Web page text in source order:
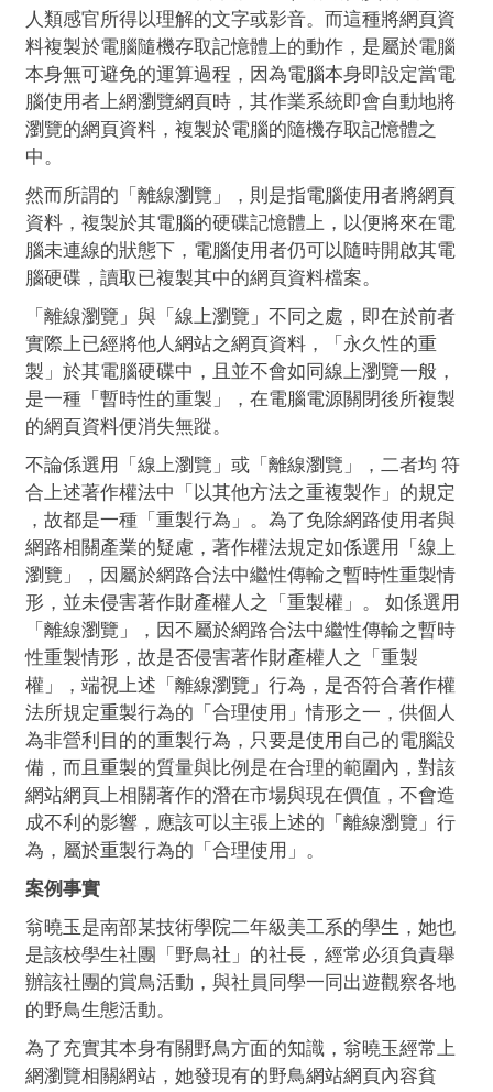
人類感官所得以理解的文字或影音。而這種將網頁資
料複製於電腦隨機存取記憶體上的動作，是屬於電腦
本身無可避免的運算過程，因為電腦本身即設定當電
腦使用者上網瀏覽網頁時，其作業系統即會自動地將
瀏覽的網頁資料，複製於電腦的隨機存取記憶體之
中。
然而所謂的「離線瀏覽」，則是指電腦使用者將網頁
資料，複製於其電腦的硬碟記憶體上，以便將來在電
腦未連線的狀態下，電腦使用者仍可以隨時開啟其電
腦硬碟，讀取已複製其中的網頁資料檔案。
「離線瀏覽」與「線上瀏覽」不同之處，即在於前者
實際上已經將他人網站之網頁資料，「永久性的重
製」於其電腦硬碟中，且並不會如同線上瀏覽一般，
是一種「暫時性的重製」，在電腦電源關閉後所複製
的網頁資料便消失無蹤。
不論係選用「線上瀏覽」或「離線瀏覽」，二者均 符
合上述著作權法中「以其他方法之重複製作」的規定
，故都是一種「重製行為」。為了免除網路使用者與
網路相關產業的疑慮，著作權法規定如係選用「線上
瀏覽」，因屬於網路合法中繼性傳輸之暫時性重製情
形，並未侵害著作財產權人之「重製權」。 如係選用
「離線瀏覽」，因不屬於網路合法中繼性傳輸之暫時
性重製情形，故是否侵害著作財產權人之「重製
權」，端視上述「離線瀏覽」行為，是否符合著作權
法所規定重製行為的「合理使用」情形之一，供個人
為非營利目的的重製行為，只要是使用自己的電腦設
備，而且重製的質量與比例是在合理的範圍內，對該
網站網頁上相關著作的潛在市場與現在價值，不會造
成不利的影響，應該可以主張上述的「離線瀏覽」行
為，屬於重製行為的「合理使用」。
案例事實
翁曉玉是南部某技術學院二年級美工系的學生，她也
是該校學生社團「野鳥社」的社長，經常必須負責舉
辦該社團的賞鳥活動，與社員同學一同出遊觀察各地
的野鳥生態活動。
為了充實其本身有關野鳥方面的知識，翁曉玉經常上
網瀏覽相關網站，她發現有的野鳥網站網頁內容貧